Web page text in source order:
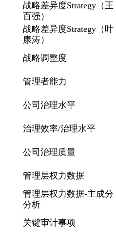
战略差异度Strategy（王
百强）
战略差异度Strategy（叶
康涛）
战略调整度
管理者能力
公司治理水平
治理效率/治理水平
公司治理质量
管理层权力数据
管理层权力数据-主成分
分析
关键审计事项